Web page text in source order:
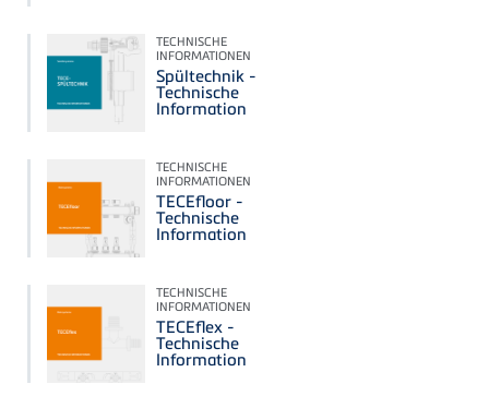
TECHNISCHE
INFORMATIONEN
Spültechnik -
Technische
Information
TECHNISCHE
INFORMATIONEN
TECEfloor -
Technische
Information
TECHNISCHE
INFORMATIONEN
TECEflex -
Technische
Information